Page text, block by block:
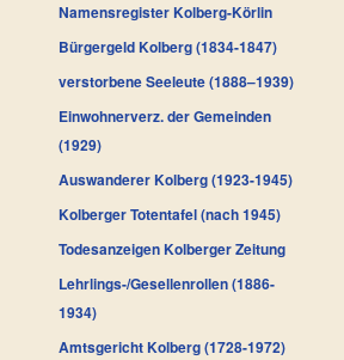
Namensregister Kolberg-Körlin
Bürgergeld Kolberg (1834-1847)
verstorbene Seeleute (1888–1939)
Einwohnerverz. der Gemeinden
(1929)
Auswanderer Kolberg (1923-1945)
Kolberger Totentafel (nach 1945)
Todesanzeigen Kolberger Zeitung
Lehrlings-/Gesellenrollen (1886-
1934)
Amtsgericht Kolberg (1728-1972)